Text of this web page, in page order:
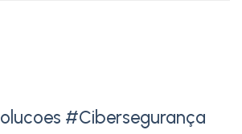
#Cibersegurança